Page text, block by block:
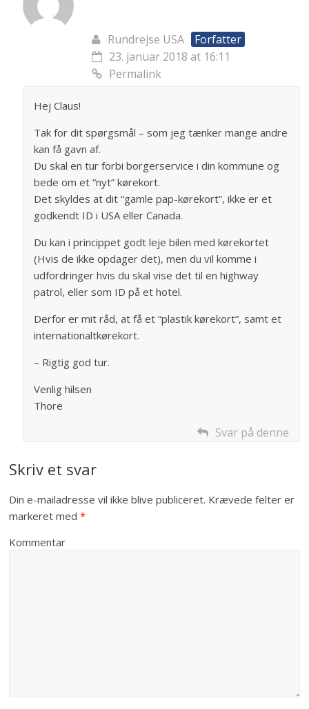
Rundrejse USA
Forfatter
23. januar 2018 at 16:11
Permalink
Hej Claus!
Tak for dit spørgsmål – som jeg tænker mange andre
kan få gavn af.
Du skal en tur forbi borgerservice i din kommune og
bede om et “nyt” kørekort.
Det skyldes at dit “gamle pap-kørekort”, ikke er et
godkendt ID i USA eller Canada.
Du kan i princippet godt leje bilen med kørekortet
(Hvis de ikke opdager det), men du vil komme i
udfordringer hvis du skal vise det til en highway
patrol, eller som ID på et hotel.
Derfor er mit råd, at få et “plastik kørekort”, samt et
internationaltkørekort.
– Rigtig god tur.
Venlig hilsen
Thore
Svar på denne
Skriv et svar
Din e-mailadresse vil ikke blive publiceret. Krævede felter er
markeret med*
Kommentar